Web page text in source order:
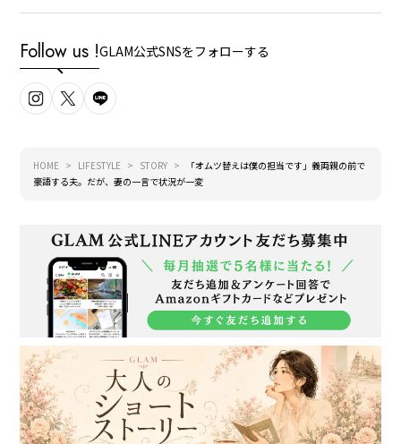
Follow us !GLAM公式SNSをフォローする
HOME LIFESTYLE STORY
「オムツ替えは僕の担当です」義両親の前で
豪語する夫。だが、妻の一言で状況が一変